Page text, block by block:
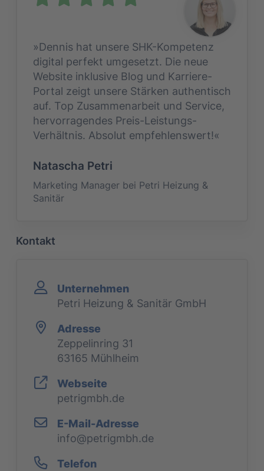
»Dennis hat unsere SHK-Kompetenz
digital perfekt umgesetzt. Die neue
Website inklusive Blog und Karriere-
Portal zeigt unsere Stärken authentisch
auf. Top Zusammenarbeit und Service,
hervorragendes Preis-Leistungs-
Verhältnis. Absolut empfehlenswert!«
Natascha Petri
Marketing Manager bei Petri Heizung &
Sanitär
Kontakt
Unternehmen
Petri Heizung & Sanitär GmbH
Adresse
Zeppelinring 31
63165 Mühlheim
Webseite
petrigmbh.de
E-Mail-Adresse
info@petrigmbh.de
Telefon